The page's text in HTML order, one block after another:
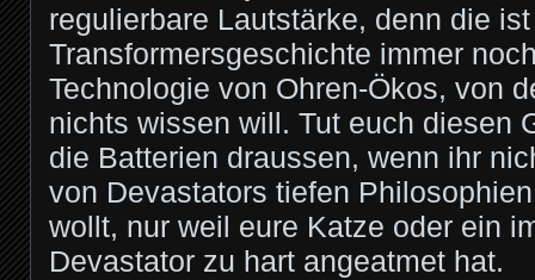
regulierbare Lautstärke, denn die
Transformersgeschichte immer
Technologie von Ohren-Ökos, von
nichts wissen will. Tut euch diesen
die Batterien draussen, wenn ihr
von Devastators tiefen
wollt, nur weil eure Katze oder ein
Devastator zu hart angeatmet hat.